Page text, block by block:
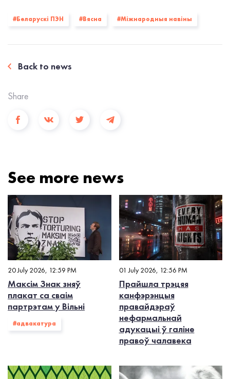
#Беларускі ПЭН #Вясна #Міжнародныя навіны
Back to news
Share
See more news
20 July 2026, 12:59 PM
Максім Знак зняў
плакат са сваім
партрэтам у Вільні
#адвакатура
01 July 2026, 12:56 PM
Прайшла трэцяя
канфэрэнцыя
правайдэраў
нефармальнай
адукацыі ў галіне
правоў чалавека